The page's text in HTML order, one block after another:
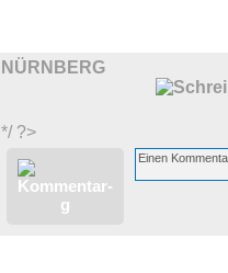
NÜRNBERG
*/ ?>